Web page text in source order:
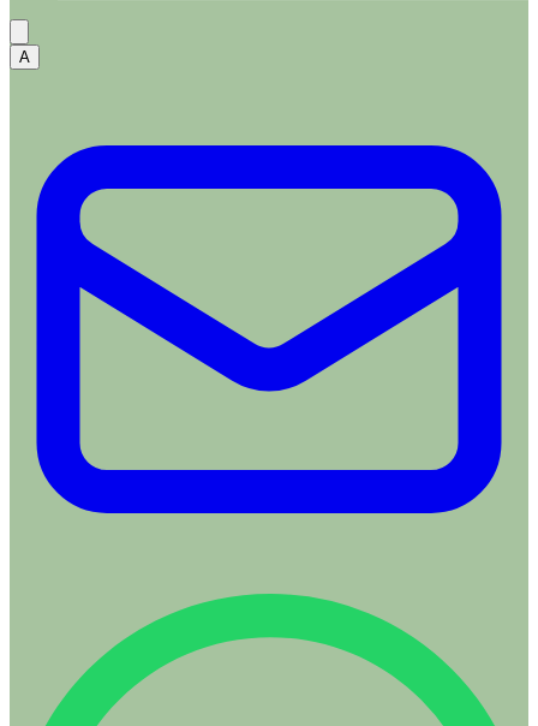
A